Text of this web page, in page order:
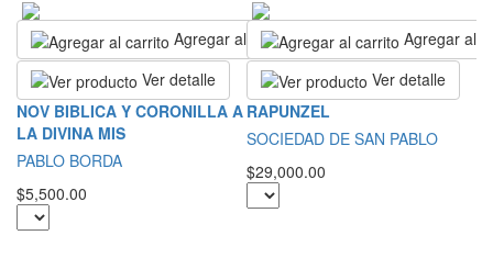
Agregar al carrito
Ver detalle
NOV BIBLICA Y CORONILLA A
LA DIVINA MIS
PABLO BORDA
$5,500.00
Agregar al
Ver detalle
RAPUNZEL
SOCIEDAD DE SAN PABLO
$29,000.00